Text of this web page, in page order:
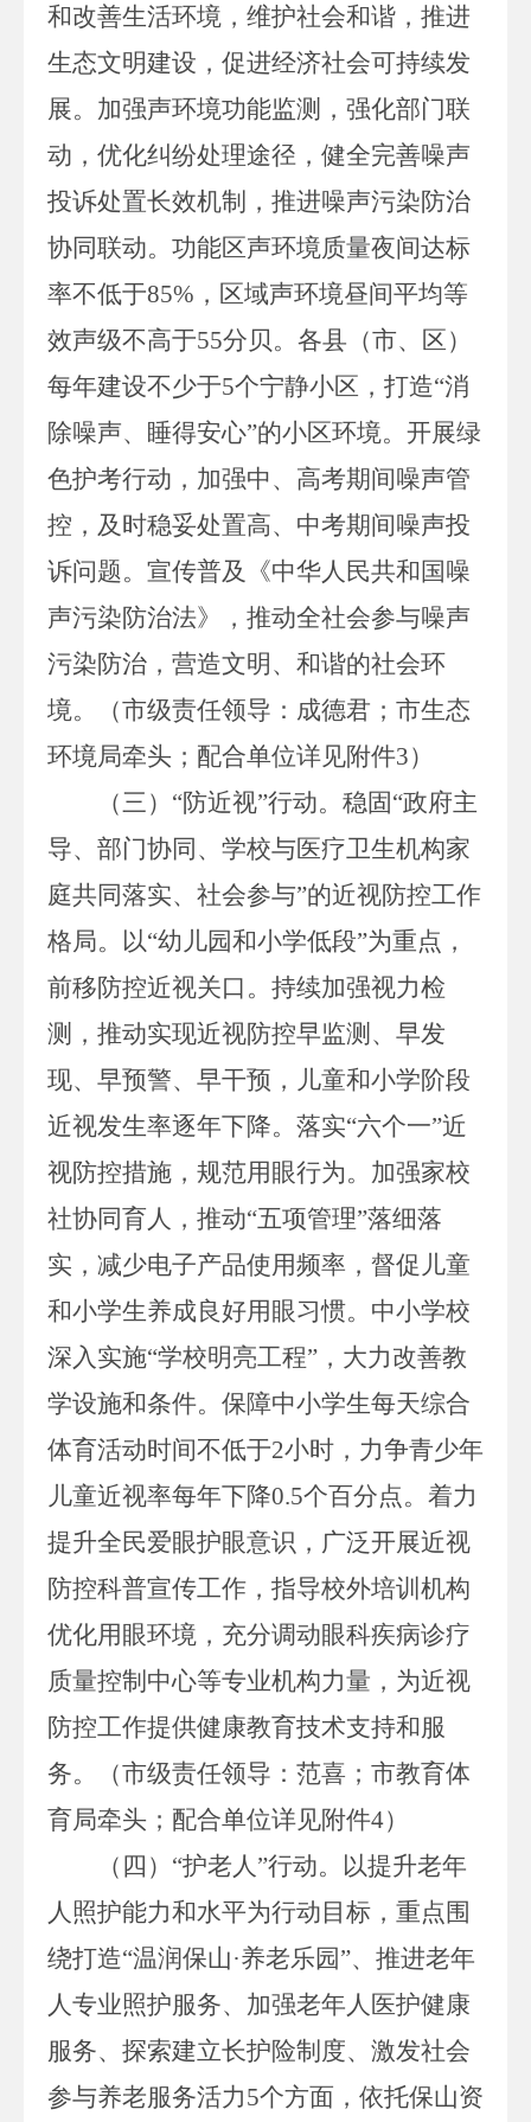
和改善生活环境，维护社会和谐，推进
生态文明建设，促进经济社会可持续发
展。加强声环境功能监测，强化部门联
动，优化纠纷处理途径，健全完善噪声
投诉处置长效机制，推进噪声污染防治
协同联动。功能区声环境质量夜间达标
率不低于85%，区域声环境昼间平均等
效声级不高于55分贝。各县（市、区）
每年建设不少于5个宁静小区，打造“消
除噪声、睡得安心”的小区环境。开展绿
色护考行动，加强中、高考期间噪声管
控，及时稳妥处置高、中考期间噪声投
诉问题。宣传普及《中华人民共和国噪
声污染防治法》，推动全社会参与噪声
污染防治，营造文明、和谐的社会环
境。（市级责任领导：成德君；市生态
环境局牵头；配合单位详见附件3）
（三） “防近视”行动。 稳固“政府主
导、部门协同、学校与医疗卫生机构家
庭共同落实、社会参与”的近视防控工作
格局。以“幼儿园和小学低段”为重点，
前移防控近视关口。持续加强视力检
测，推动实现近视防控早监测、早发
现、早预警、早干预，儿童和小学阶段
近视发生率逐年下降。落实“六个一”近
视防控措施，规范用眼行为。加强家校
社协同育人，推动“五项管理”落细落
实，减少电子产品使用频率，督促儿童
和小学生养成良好用眼习惯。中小学校
深入实施“学校明亮工程”，大力改善教
学设施和条件。保障中小学生每天综合
体育活动时间不低于2小时，力争青少年
儿童近视率每年下降0.5个百分点。 着力
提升全民爱眼护眼意识，广泛开展近视
防控科普宣传工作，指导校外培训机构
优化用眼环境，充分调动眼科疾病诊疗
质量控制中心等专业机构力量，为近视
防控工作提供健康教育技术支持和服
务。
（市级责任领导： 范喜；市教育体
育局牵头；配合单位详见附件4）
（四） “护老人”行动。 以提升老年
人照护能力和水平为行动目标， 重点 围
绕打造“温润保山·养老乐园”、 推进老年
人专业照护服务、 加强老年人医护健康
服务、探索建立长护险制度、 激发社会
参与养老服务活力5个方面，依托保山资